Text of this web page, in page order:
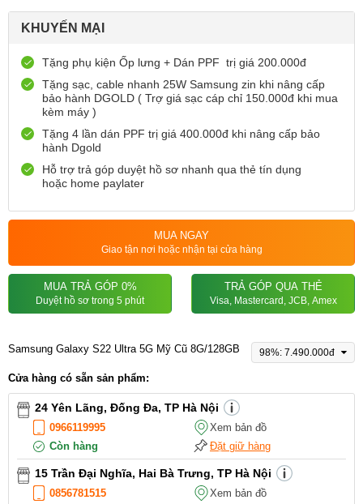
KHUYẾN MẠI
Tặng phụ kiện Ốp lưng + Dán PPF trị giá 200.000đ
Tặng sạc, cable nhanh 25W Samsung zin khi nâng cấp
bảo hành DGOLD ( Trợ giá sạc cáp chỉ 150.000đ khi mua
kèm máy )
Tặng 4 lần dán PPF trị giá 400.000đ khi nâng cấp bảo
hành Dgold
Hỗ trợ trả góp duyệt hồ sơ nhanh qua thẻ tín dụng
hoặc home paylater
MUA NGAY
Giao tận nơi hoặc nhận tại cửa hàng
MUA TRẢ GÓP 0%
Duyệt hồ sơ trong 5 phút
TRẢ GÓP QUA THẺ
Visa, Mastercard, JCB, Amex
Samsung Galaxy S22 Ultra 5G Mỹ Cũ 8G/128GB 98%: 7.490.000đ
Cửa hàng có sẵn sản phẩm:
24 Yên Lãng, Đống Đa, TP Hà Nội
0966119995
Xem bản đồ
Còn hàng
Đặt giữ hàng
15 Trần Đại Nghĩa, Hai Bà Trưng, TP Hà Nội
0856781515
Xem bản đồ